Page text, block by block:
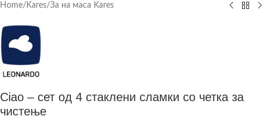
Home/ Kares/За на маса Kares
Ciao – сет од 4 стаклени сламки со четка за
чистење